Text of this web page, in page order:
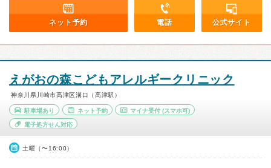
ネット予約 電話 公式サイト
えがおの森こどもアレルギークリニック
神奈川県川崎市高津区溝口（高津駅）
駐車場あり ネット予約 マイナ受付 (スマホ可)
電子処方せん対応
土曜（〜16:00）